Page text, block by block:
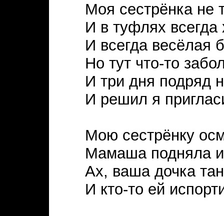
Моя сестрёнка не
И в туфлях всегда
И всегда весёлая
Но тут что-то
И три дня подряд
И решил я
Мою сестрёнку
Мамаша подняла
Ах, ваша дочка
И кто-то ей